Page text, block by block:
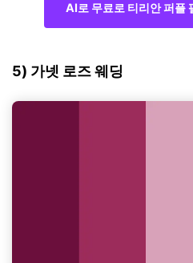
AI로 무료로 티리안 퍼플
5) 가넷 로즈 웨딩